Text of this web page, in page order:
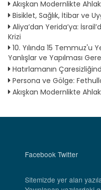
Akışkan Modernlikte
Bisiklet, Sağlık, İtibar ve
Aliya’dan Yerida’ya:
Krizi
10. Yılında 15 Temmuz'u
Yanlışlar ve Yapılması
Hatırlamanın
Persona ve Gölge:
Akışkan Modernlikte
Facebook Twitter
Sitemizde yer alan